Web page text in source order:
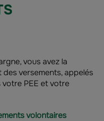
vous avez la
versements, appelés
votre PEE et votre
volontaires